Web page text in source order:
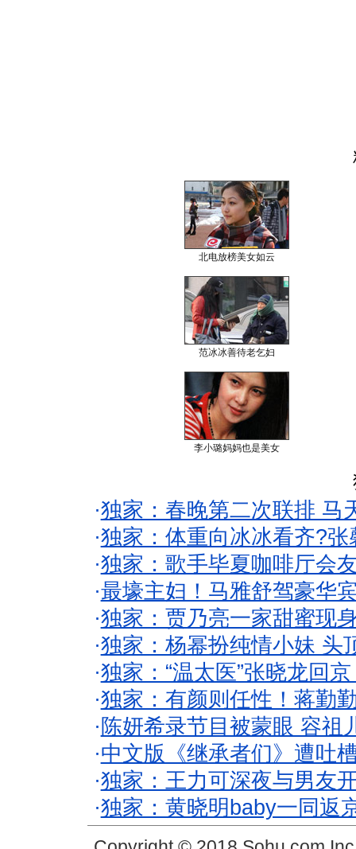
北电放榜美女如云
范冰冰善待老乞妇
李小璐妈妈也是美女
·独家：春晚第二次联排 马
·独家：体重向冰冰看齐?
·独家：歌手毕夏咖啡厅会
·最壕主妇！马雅舒驾豪华
·独家：贾乃亮一家甜蜜现
·独家：杨幂扮纯情小妹 头
·独家：“温太医”张晓龙回
·独家：有颜则任性！蒋勤
· 陈妍希录节目被蒙眼 容祖
·中文版《继承者们》遭吐
·独家：王力可深夜与男友
·独家：黄晓明baby一同返